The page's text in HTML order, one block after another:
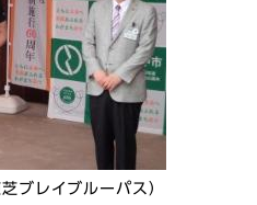
ブレイブルーパス）